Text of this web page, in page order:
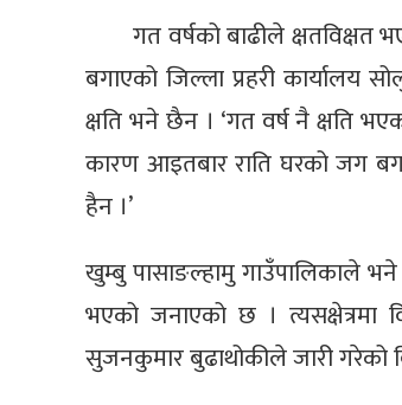
गत वर्षको बाढीले क्षतविक्षत
बगाएको जिल्ला प्रहरी कार्यालय
क्षति भने छैन । ‘गत वर्ष नै क्षति
कारण आइतबार राति घरको जग
हैन ।’
खुम्बु पासाङल्हामु गाउँपालिकाले भने
भएको जनाएको छ । त्यसक्षेत्रमा
सुजनकुमार बुढाथोकीले जारी गरेको